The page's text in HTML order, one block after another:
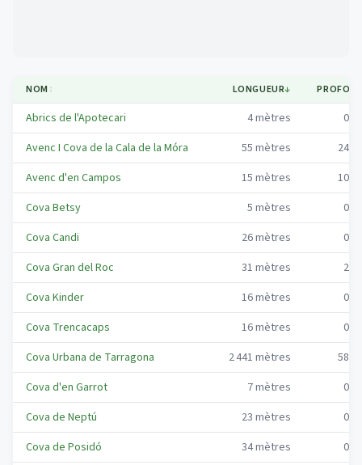
NOM ↕ LONGUEUR↓
Abrics de l'Apotecari 4mètres 0
Avenc I Cova de la Cala de la Móra
55 mètres 24
Avenc d'en Campos
15 mètres 10
Cova Betsy
5 mètres 0
Cova Candi
26mètres 0
Cova Gran del Roc
31 mètres 2
Cova Kinder
16mètres 0
Cova Trencacaps
16mètres 0
Cova Urbana de Tarragona
2 441 mètres 58
Cova d'en Garrot
7mètres 0
Cova de Neptú
23 mètres 0
Cova de Posidó
34mètres 0